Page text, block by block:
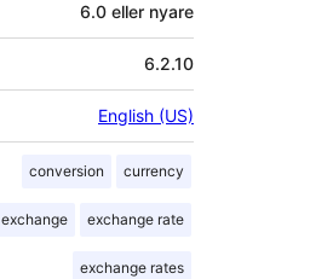
6.0 eller nyare
6.2.10
English (US)
conversion currency
exchange exchange rate
exchange rates